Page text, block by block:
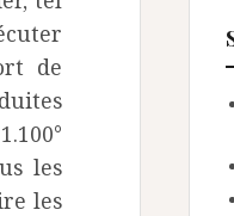
de
les
les